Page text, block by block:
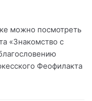
можно посмотреть
«Знакомство с
Феофилакта